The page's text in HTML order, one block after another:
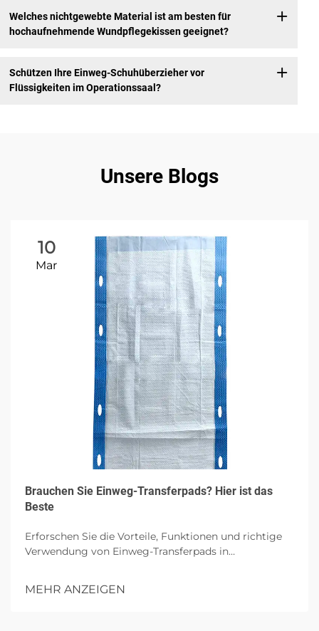
Welches nichtgewebte Material ist am besten für
hochaufnehmende Wundpflegekissen geeignet?
Schützen Ihre Einweg-Schuhüberzieher vor
Flüssigkeiten im Operationssaal?
Unsere Blogs
10
Mar
Brauchen Sie Einweg-Transferpads? Hier ist das
Beste
Erforschen Sie die Vorteile, Funktionen und richtige
Verwendung von Einweg-Transferpads in
hochgradiger Absorption eingegangen wird.
MEHR ANZEIGEN